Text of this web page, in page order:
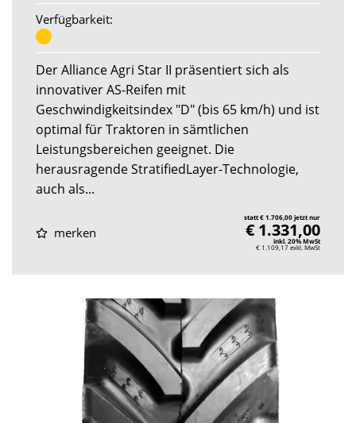
Verfügbarkeit:
Der Alliance Agri Star II präsentiert sich als
innovativer AS-Reifen mit
Geschwindigkeitsindex "D" (bis 65 km/h) und ist
optimal für Traktoren in sämtlichen
Leistungsbereichen geeignet. Die
herausragende StratifiedLayer-Technologie,
auch als...
merken
statt € 1.706,00 jetzt nur
€ 1.331,00
inkl. 20% MwSt
€ 1.109,17exkl. MwSt